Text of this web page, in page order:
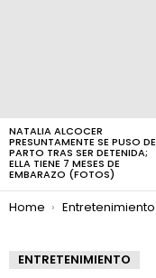
NATALIA ALCOCER
PRESUNTAMENTE SE PUSO DE
PARTO TRAS SER DETENIDA;
ELLA TIENE 7 MESES DE
EMBARAZO (FOTOS)
You are here:
Home Entretenimiento
ENTRETENIMIENTO